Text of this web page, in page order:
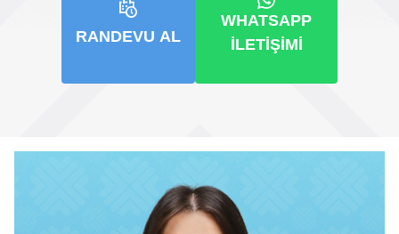
RANDEVU AL
WHATSAPP
İLETIŞIMI